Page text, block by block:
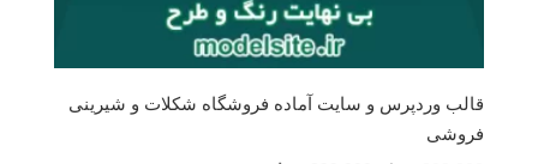
قالب وردپرس و سایت آماده فروشگاه شکلات و شیرینی
فروشی